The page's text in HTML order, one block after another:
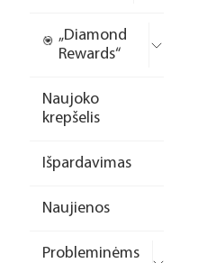
„Diamond
Rewards“
Naujoko
krepšelis
Išpardavimas
Naujienos
Probleminėms